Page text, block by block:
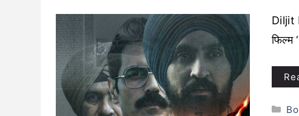
Diljit
फिल्म